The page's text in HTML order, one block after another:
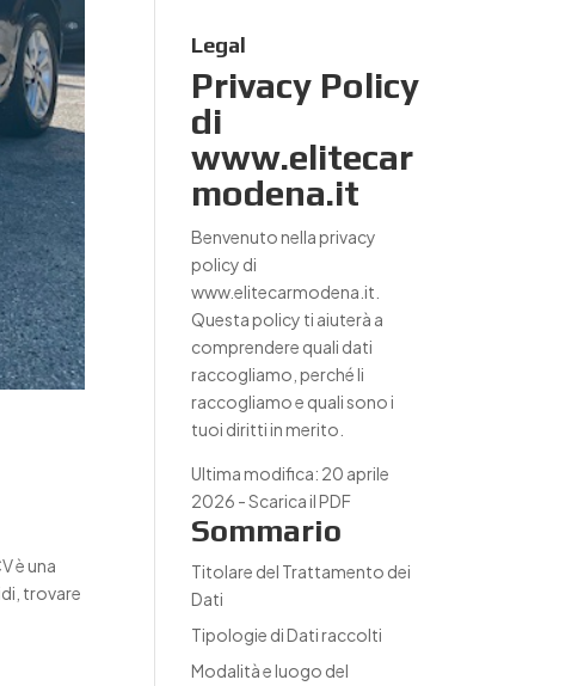
è una
trovare
Legal
Privacy Policy
di
www.elitecar
modena.it
Benvenuto nella privacy
policy di
www.elitecarmodena.it.
Questa policy ti aiuterà a
comprendere quali dati
raccogliamo, perché li
raccogliamo e quali sono i
tuoi diritti in merito.
Ultima modifica: 20 aprile
2026 -Scarica il PDF
Sommario
Titolare del Trattamento dei
Dati
Tipologie di Dati raccolti
Modalità e luogo del